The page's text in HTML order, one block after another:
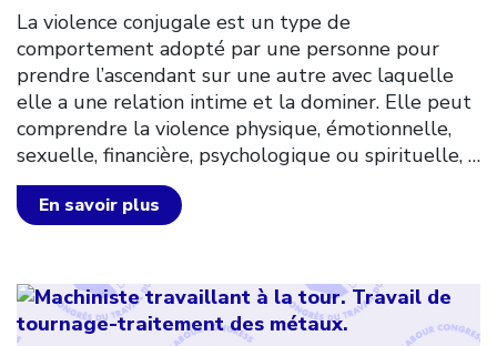
La violence conjugale est un type de
comportement adopté par une personne pour
prendre l’ascendant sur une autre avec laquelle
elle a une relation intime et la dominer. Elle peut
comprendre la violence physique, émotionnelle,
sexuelle, financière, psychologique ou spirituelle, …
En savoir plus
Click to open the link